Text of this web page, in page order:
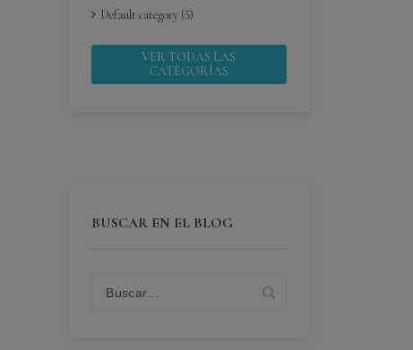
Default category (5)
VER TODAS LAS
CATEGORÍAS
BUSCAR EN EL BLOG